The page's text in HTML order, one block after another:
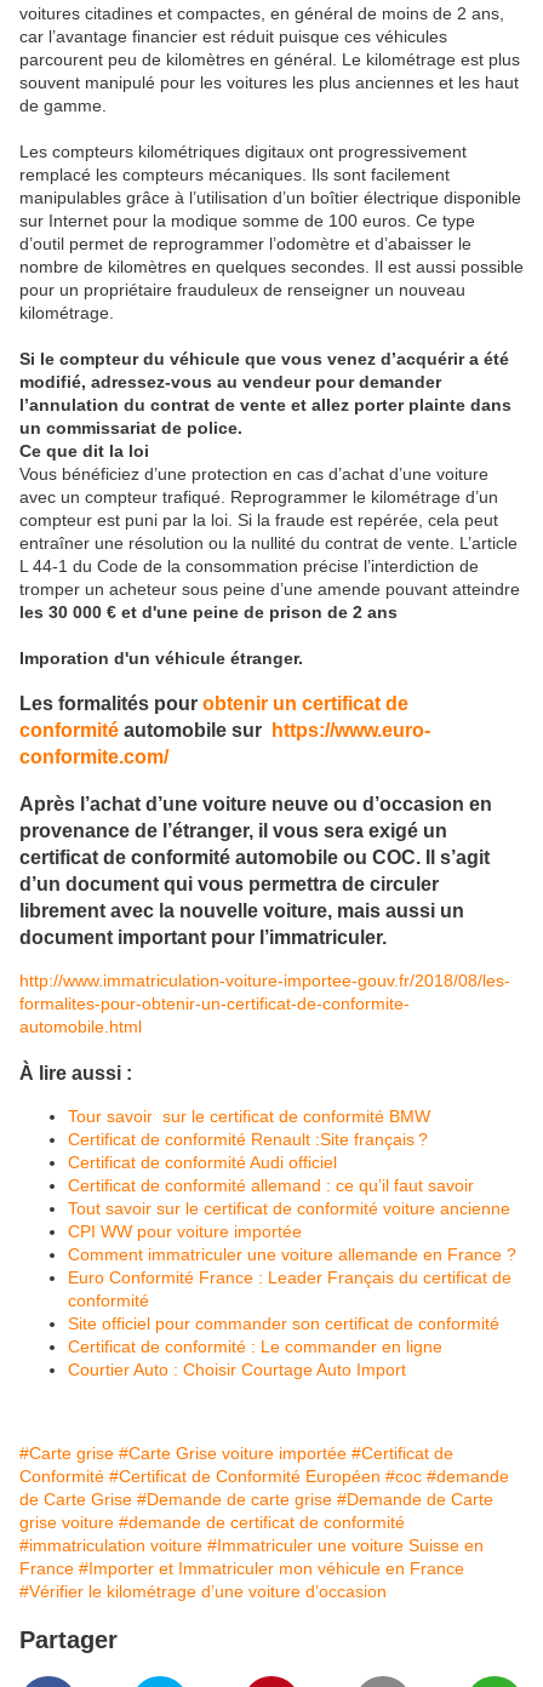
voitures citadines et compactes, en général de moins de 2 ans,
car l’avantage financier est réduit puisque ces véhicules
parcourent peu de kilomètres en général. Le kilométrage est plus
souvent manipulé pour les voitures les plus anciennes et les haut
de gamme.
Les compteurs kilométriques digitaux ont progressivement
remplacé les compteurs mécaniques. Ils sont facilement
manipulables grâce à l’utilisation d’un boîtier électrique disponible
sur Internet pour la modique somme de 100 euros. Ce type
d’outil permet de reprogrammer l’odomètre et d’abaisser le
nombre de kilomètres en quelques secondes. Il est aussi possible
pour un propriétaire frauduleux de renseigner un nouveau
kilométrage.
Si le compteur du véhicule que vous venez d’acquérir a été
modifié, adressez-vous au vendeur pour demander
l’annulation du contrat de vente et allez porter plainte dans
un commissariat de police.
Ce que dit la loi
Vous bénéficiez d’une protection en cas d’achat d’une voiture
avec un compteur trafiqué. Reprogrammer le kilométrage d’un
compteur est puni par la loi. Si la fraude est repérée, cela peut
entraîner une résolution ou la nullité du contrat de vente. L’article
L 44-1 du Code de la consommation précise l’interdiction de
tromper un acheteur sous peine d’une amende pouvant atteindre
les 30 000 € et d'une peine de prison de 2 ans
Imporation d'un véhicule étranger.
Les formalités pour obtenir un certificat de
conformité automobile sur
https://www.euro-
conformite.com/
Après l’achat d’une voiture neuve ou d’occasion en
provenance de l’étranger, il vous sera exigé un
certificat de conformité automobile ou COC. Il s’agit
d’un document qui vous permettra de circuler
librement avec la nouvelle voiture, mais aussi un
document important pour l’immatriculer.
http://www.immatriculation-voiture-importee-gouv.fr/2018/08/les-
formalites-pour-obtenir-un-certificat-de-conformite-
automobile.html
À lire aussi :
Tour savoir sur le certificat de conformité BMW
Certificat de conformité Renault :Site français ?
Certificat de conformité Audi officiel
Certificat de conformité allemand : ce qu’il faut savoir
Tout savoir sur le certificat de conformité voiture ancienne
CPI WW pour voiture importée
Comment immatriculer une voiture allemande en France ?
Euro Conformité France : Leader Français du certificat de
conformité
Site officiel pour commander son certificat de conformité
Certificat de conformité : Le commander en ligne
Courtier Auto : Choisir Courtage Auto Import
#Carte grise #Carte Grise voiture importée #Certificat de
Conformité #Certificat de Conformité Européen #coc #demande
de Carte Grise #Demande de carte grise #Demande de Carte
grise voiture #demande de certificat de conformité
#immatriculation voiture #Immatriculer une voiture Suisse en
France #Importer et Immatriculer mon véhicule en France
#Vérifier le kilométrage d’une voiture d’occasion
Partager